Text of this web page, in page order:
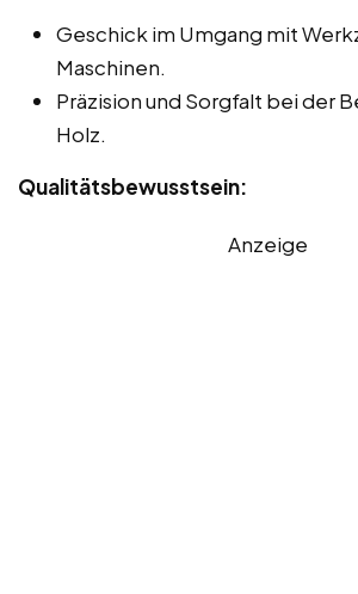
Geschick im Umgang mit
Maschinen.
Präzision und Sorgfalt bei der
Holz.
Qualitätsbewusstsein:
Anzeige